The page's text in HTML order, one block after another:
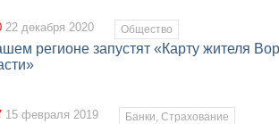
22 декабря 2020 Общество
регионе запустят «Карту жителя
15 февраля 2019 Банки, Страхование